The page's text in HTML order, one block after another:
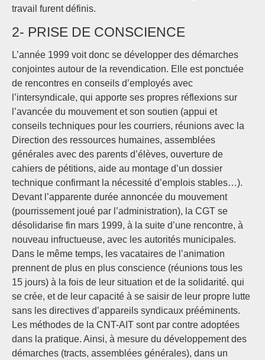
travail furent définis.
2- PRISE DE CONSCIENCE
L’année 1999 voit donc se développer des démarches
conjointes autour de la revendication. Elle est ponctuée
de rencontres en conseils d’employés avec
l’intersyndicale, qui apporte ses propres réflexions sur
l’avancée du mouvement et son soutien (appui et
conseils techniques pour les courriers, réunions avec la
Direction des ressources humaines, assemblées
générales avec des parents d’élèves, ouverture de
cahiers de pétitions, aide au montage d’un dossier
technique confirmant la nécessité d’emplois stables…).
Devant l’apparente durée annoncée du mouvement
(pourrissement joué par l’administration), la CGT se
désolidarise fin mars 1999, à la suite d’une rencontre, à
nouveau infructueuse, avec les autorités municipales.
Dans le même temps, les vacataires de l’animation
prennent de plus en plus conscience (réunions tous les
15 jours) à la fois de leur situation et de la solidarité. qui
se crée, et de leur capacité à se saisir de leur propre lutte
sans les directives d’appareils syndicaux prééminents.
Les méthodes de la CNT-AIT sont par contre adoptées
dans la pratique. Ainsi, à mesure du développement des
démarches (tracts, assemblées générales), dans un